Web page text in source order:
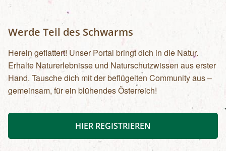
Werde Teil des Schwarms
Herein geflattert! Unser Portal bringt dich in die Natur.
Erhalte Naturerlebnisse und Naturschutzwissen aus erster
Hand. Tausche dich mit der beflügelten Community aus –
gemeinsam, für ein blühendes Österreich!
HIER REGISTRIEREN